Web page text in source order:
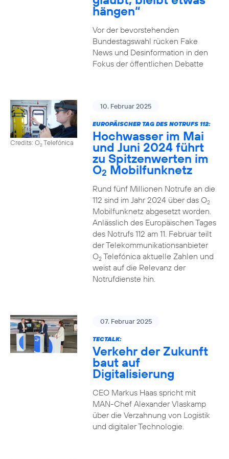
hängen“
Vor der bevorstehenden
Bundestagswahl rücken Fake
News und Desinformation in den
Fokus der öffentlichen Debatte
Credits: O2Telefónica
10. Februar 2025
EUROPÄISCHER TAG DES NOTRUFS 112:
Hochwasser im Mai
und Juni 2024 führt
zu Spitzenwerten im
O2 Mobilfunknetz
Rund fünf Millionen Notrufe an die
112 sind im Jahr 2024 über das O2
Mobilfunknetz abgesetzt worden.
Anlässlich des Europäischen Tages
des Notrufs 112 am 11. Februar teilt
der Telekommunikationsanbieter
O2Telefónica aktuelle Zahlen und
weist auf die Relevanz der
Notrufdienste hin.
07. Februar 2025
TECTALK:
Verkehr der Zukunft
baut auf
Digitalisierung
CEO Markus Haas spricht mit
MAN-Chef Alexander Vlaskamp
über die Verzahnung von Logistik
und digitaler Technologie.